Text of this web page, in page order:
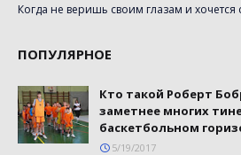
Когда не веришь своим глазам и хочется
ПОПУЛЯРНОЕ
Кто такой Роберт
заметнее многих
баскетбольном
5/19/2017